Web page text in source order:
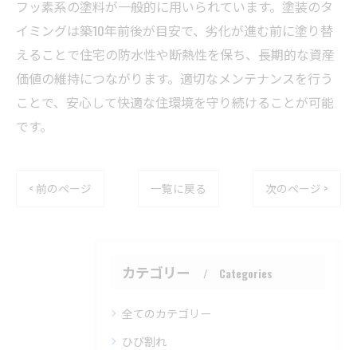
フッ素系の塗料が一般的に用いられています。塗装のタ
イミングは築10年前後が目安で、劣化が進む前に塗り替
えることで住宅の防水性や断熱性を保ち、長期的な資産
価値の維持につながります。適切なメンテナンスを行う
ことで、安心して快適な住環境を守り続けることが可能
です。
< 前のページ 一覧に戻る 次のページ >
カテゴリー Categories
全てのカテゴリー
ひび割れ